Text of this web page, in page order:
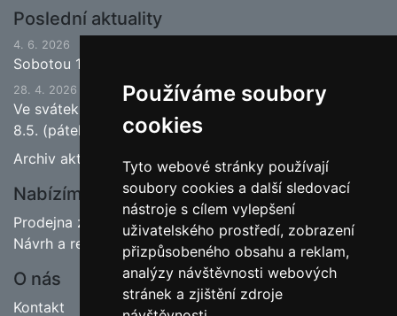
Používáme soubory
cookies
Tyto webové stránky používají
soubory cookies a další sledovací
nástroje s cílem vylepšení
uživatelského prostředí, zobrazení
přizpůsobeného obsahu a reklam,
analýzy návštěvnosti webových
stránek a zjištění zdroje
Poslední aktuality
4. 6. 2026
Sobotou 13.6.2026 bude ukončena jarní sezona.
28. 4. 2026
Ve svátek 1.5. (pátek) bude naše prodejna zavřena a
8.5. (pátek) bude otevřeno.
Archiv aktualit
Nabízíme
Prodejna zahradnictví
Návrh a realizace zahrad
O nás
Kontakt